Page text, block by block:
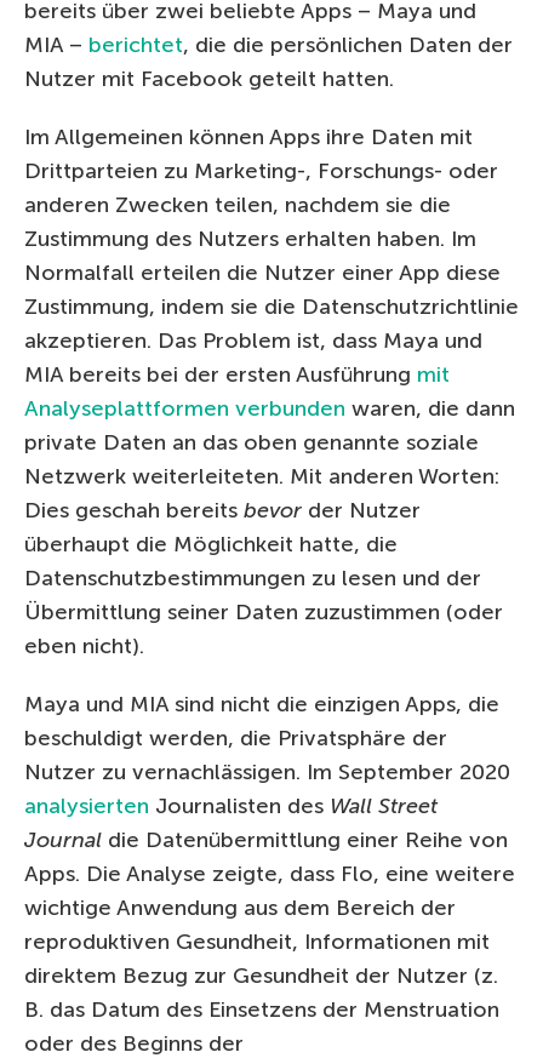
bereits über zwei beliebte Apps – Maya und
MIA – berichtet, die die persönlichen Daten der
Nutzer mit Facebook geteilt hatten.
Im Allgemeinen können Apps ihre Daten mit
Drittparteien zu Marketing-, Forschungs- oder
anderen Zwecken teilen, nachdem sie die
Zustimmung des Nutzers erhalten haben. Im
Normalfall erteilen die Nutzer einer App diese
Zustimmung, indem sie die Datenschutzrichtlinie
akzeptieren. Das Problem ist, dass Maya und
MIA bereits bei der ersten Ausführung mit
Analyseplattformen verbunden waren, die dann
private Daten an das oben genannte soziale
Netzwerk weiterleiteten. Mit anderen Worten:
Dies geschah bereits bevor der Nutzer
überhaupt die Möglichkeit hatte, die
Datenschutzbestimmungen zu lesen und der
Übermittlung seiner Daten zuzustimmen (oder
eben nicht).
Maya und MIA sind nicht die einzigen Apps, die
beschuldigt werden, die Privatsphäre der
Nutzer zu vernachlässigen. Im September 2020
analysierten Journalisten des Wall Street
Journal die Datenübermittlung einer Reihe von
Apps. Die Analyse zeigte, dass Flo, eine weitere
wichtige Anwendung aus dem Bereich der
reproduktiven Gesundheit, Informationen mit
direktem Bezug zur Gesundheit der Nutzer (z.
B. das Datum des Einsetzens der Menstruation
oder des Beginns der